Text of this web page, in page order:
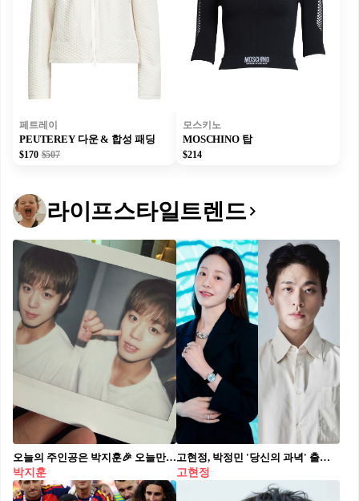
페트레이
PEUTEREY 다운 & 합성 패딩
$170 $507
모스키노
MOSCHINO 탑
$214
라이프스타일트렌드
오늘의 주인공은 박지훈🎉 오늘만큼은 세상이 박지훈 중심이 돼- 메이 일동🐶🤍
박지훈
고현정, 박정민 '당신의 과녁' 출연 확정🎥⁠ 배우 고현정과 박정민이 변영주 감독의 신작 영화 ‘당신의 과녁’ 출연합니다. '당신의 과녁’은 17년간 살인범이라는 누명을 쓰고 감옥에 갇혔다가 풀려난 한 인물이 진실을 쫓으며 복수를 펼치는 과정을 그린 복수 스릴러인데요. 동명의 네이버 웹툰을 원작으로 하며 팬들도 실사화 기대작으로 언급했던 작품입니다.
고현정